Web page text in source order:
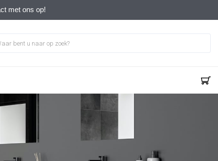
met ons op!